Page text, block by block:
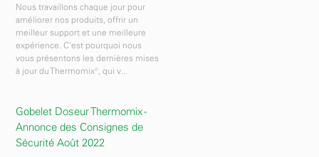
Nous travaillons chaque jour pour
améliorer nos produits, offrir un
meilleur support et une meilleure
expérience. C'est pourquoi nous
vous présentons les dernières mises
à jour du Thermomix®, qui v...
Gobelet Doseur Thermomix -
Annonce des Consignes de
Sécurité Août 2022